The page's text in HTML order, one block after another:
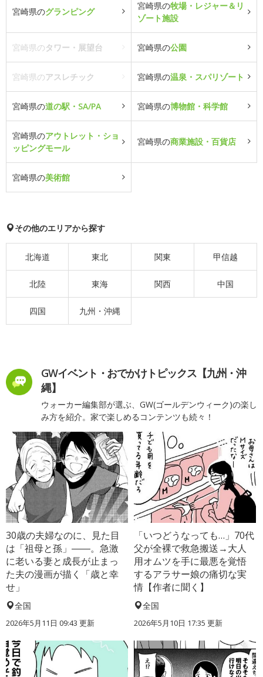
宮崎県のグランピング
宮崎県の牧場・レジャー＆リ
ゾート施設
宮崎県のタワー・展望台 宮崎県の公園
宮崎県のアスレチック 宮崎県の温泉・スパリゾート
宮崎県の道の駅・SA/PA 宮崎県の博物館・科学館
宮崎県のアウトレット・ショ
ッピングモール
宮崎県の商業施設・百貨店
宮崎県の美術館
その他のエリアから探す
北海道 東北 関東 甲信越
北陸 東海 関西 中国
四国 九州・沖縄
GWイベント・おでかけトピックス【九州・沖
縄】
ウォーカー編集部が選ぶ、GW(ゴールデンウィーク)の楽し
み方を紹介。家で楽しめるコンテンツも続々！
30歳の夫婦なのに、見た目
は「祖母と孫」――。急激
に老いる妻と成長が止まっ
た夫の漫画が描く「歳と幸
せ」
全国
2026年5月11日 09:43 更新
「いつどうなっても…」70代
父が全裸で救急搬送→大人
用オムツを手に最悪を覚悟
するアラサー娘の痛切な実
情【作者に聞く】
全国
2026年5月10日 17:35 更新